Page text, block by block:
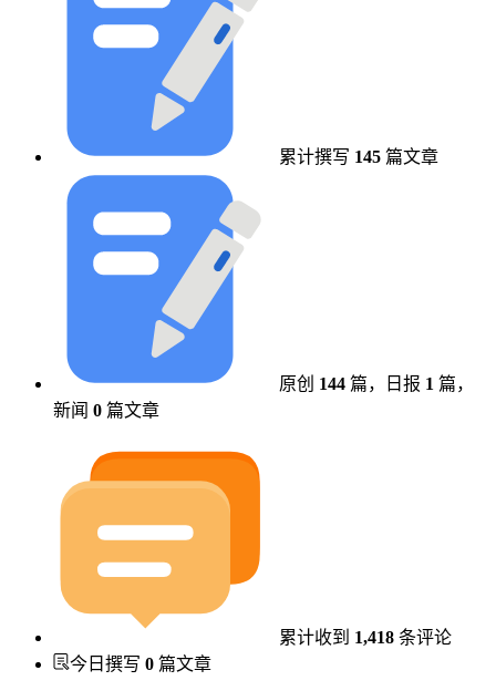
累计撰写 145 篇文章
原创 144 篇， 日报 1 篇，
新闻 0 篇文章
累计收到 1,418 条评论
今日撰写 0 篇文章